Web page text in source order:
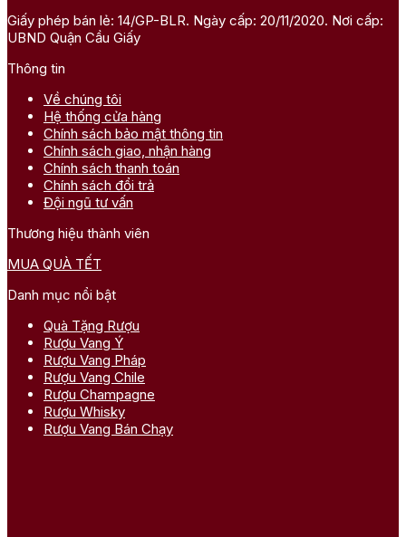
Giấy phép bán lẻ: 14/GP-BLR. Ngày cấp: 20/11/2020. Nơi cấp:
UBND Quận Cầu Giấy
Thông tin
Về chúng tôi
Hệ thống cửa hàng
Chính sách bảo mật thông tin
Chính sách giao, nhận hàng
Chính sách thanh toán
Chính sách đổi trả
Đội ngũ tư vấn
Thương hiệu thành viên
MUA QUÀ TẾT
Danh mục nổi bật
Quà Tặng Rượu
Rượu Vang Ý
Rượu Vang Pháp
Rượu Vang Chile
Rượu Champagne
Rượu Whisky
Rượu Vang Bán Chạy